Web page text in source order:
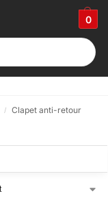
0
/ Clapet anti-retour